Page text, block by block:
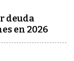
deuda
en 2026